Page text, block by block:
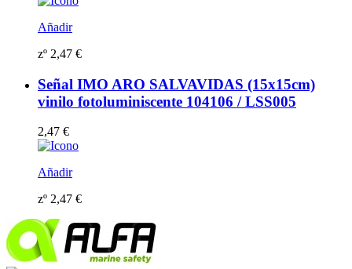
Añadir
zº 2,47 €
Señal IMO ARO SALVAVIDAS (15x15cm)
vinilo fotoluminiscente 104106 / LSS005
2,47 €
Añadir
zº 2,47 €